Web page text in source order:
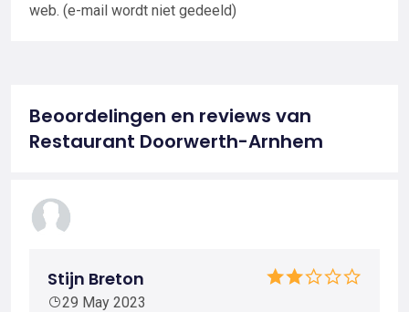
web. (e-mail wordt niet gedeeld)
Beoordelingen en reviews van
Restaurant Doorwerth-Arnhem
Stijn Breton
29 May 2023